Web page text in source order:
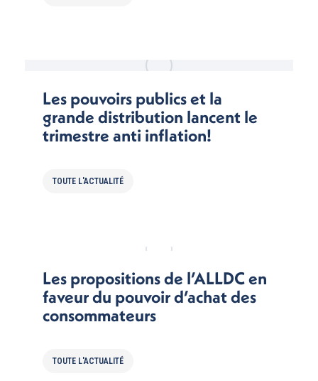
Les pouvoirs publics et la
grande distribution lancent le
trimestre anti inflation!
TOUTE L'ACTUALITÉ
Les propositions de l’ALLDC en
faveur du pouvoir d’achat des
consommateurs
TOUTE L'ACTUALITÉ